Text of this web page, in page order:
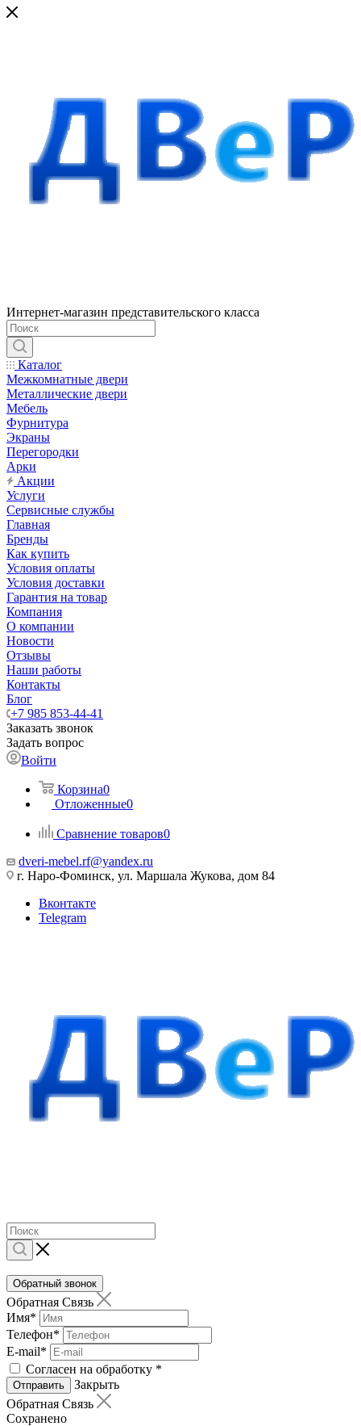
Интернет-магазин представительского класса
Каталог
Межкомнатные двери
Металлические двери
Мебель
Фурнитура
Экраны
Перегородки
Арки
Акции
Услуги
Сервисные службы
Главная
Бренды
Как купить
Условия оплаты
Условия доставки
Гарантия на товар
Компания
О компании
Новости
Отзывы
Наши работы
Контакты
Блог
+7 985 853-44-41
Заказать звонок
Задать вопрос
Войти
Корзина0
Отложенные0
Сравнение товаров0
dveri-mebel.rf@yandex.ru
г. Наро-Фоминск, ул. Маршала Жукова, дом 84
Вконтакте
Telegram
Обратный звонок
Обратная Связь
Имя*
Телефон*
E-mail*
Согласен на обработку *
Отправить
Закрыть
Обратная Связь
Сохранено